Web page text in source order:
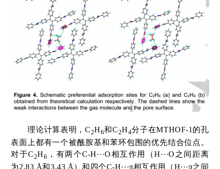
理论计算表明，C2H6和C2H4分子在MTHOF-1 的孔
表面上都有一个被酰胺基和苯环包围的优先结合位点。
对于C2H6 ，有两个C-H···O相互作用（H···O 之间距离
为2.83 Å和3.43 Å ）和四个C-H···π相互作用（H···π之间